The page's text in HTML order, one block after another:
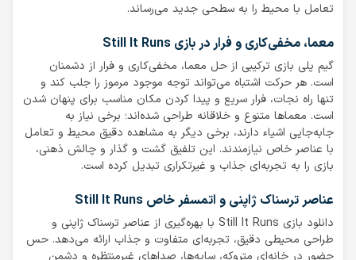
تعامل با محیط را به سطحی جدید می‌رساند.
معما، مخفی‌کاری و فرار در بازی Still It Runs
گیم پلی بازی ترکیبی از حل معما، مخفی‌کاری و فرار از دشمنان
است. هر حرکت اشتباه می‌تواند توجه موجود مرموز را جلب کند و
تنها راه نجات، فرار سریع و پیدا کردن مکان مناسب برای پنهان شدن
است. معماها متنوع و خلاقانه طراحی شده‌اند؛ برخی نیاز به
جابه‌جایی اشیاء دارند، برخی دیگر به مشاهده دقیق محیط و تعامل
با عناصر خاص نیازمندند. این تلفیق گشت و گذار و چالش ذهنی،
بازی را به تجربه‌ای جذاب و غیرتکراری تبدیل کرده است.
عناصر ترسناک ژاپنی و اتمسفر خاص
دانلود بازی Still It Runs با بهره‌گیری از عناصر ترسناک ژاپنی و
طراحی محیطی دقیق، تجربه‌ای متفاوت و جذاب ارائه می‌دهد. حس
حضور در خانه‌ای متروکه، سایه‌ها، صداهای غیرمنتظره و دشمن